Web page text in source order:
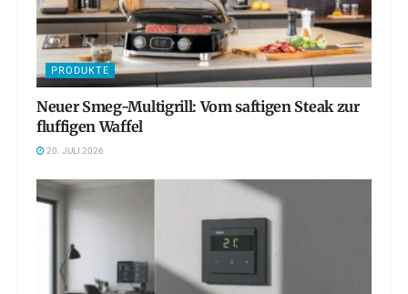
PRODUKTE
Neuer Smeg-Multigrill: Vom saftigen Steak zur
fluffigen Waffel
20. JULI 2026